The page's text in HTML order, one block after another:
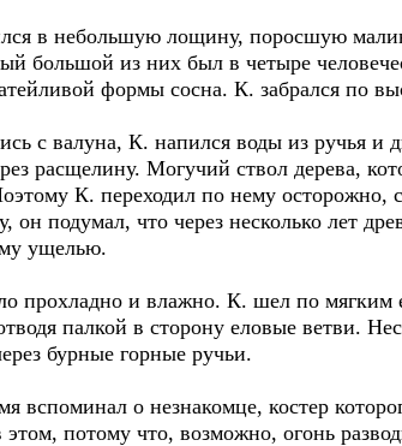
в небольшую лощину, поросшую
большой из них был в четыре
формы сосна. К. забрался по
валуна, К. напился воды из ручья и
расщелину. Могучий ствол дерева,
К. переходил по нему осторожно,
он подумал, что через несколько лет
ущелью.
и влажно. К. шел по мягким
палкой в сторону еловые ветви.
бурные горные ручьи.
о незнакомце, костер
этом, потому что, возможно, огонь